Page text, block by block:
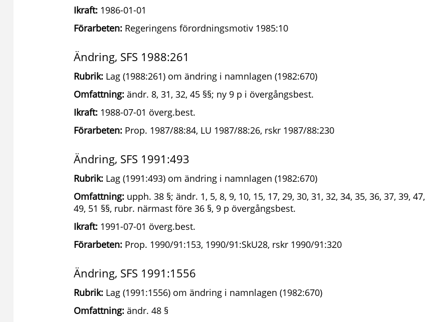
Ikraft: 1986-01-01
Förarbeten: Regeringens förordningsmotiv 1985:10
Ändring, SFS 1988:261
Rubrik: Lag (1988:261) om ändring i namnlagen (1982:670)
Omfattning: ändr. 8, 31, 32, 45 §§; ny 9 p i övergångsbest.
Ikraft: 1988-07-01 överg.best.
Förarbeten: Prop. 1987/88:84, LU 1987/88:26, rskr 1987/88:230
Ändring, SFS 1991:493
Rubrik: Lag (1991:493) om ändring i namnlagen (1982:670)
Omfattning: upph. 38 §; ändr. 1, 5, 8, 9, 10, 15, 17, 29, 30, 31, 32, 34, 35, 36, 37, 39, 47,
49, 51 §§, rubr. närmast före 36 §, 9 p övergångsbest.
Ikraft: 1991-07-01 överg.best.
Förarbeten: Prop. 1990/91:153, 1990/91:SkU28, rskr 1990/91:320
Ändring, SFS 1991:1556
Rubrik: Lag (1991:1556) om ändring i namnlagen (1982:670)
Omfattning: ändr. 48 §